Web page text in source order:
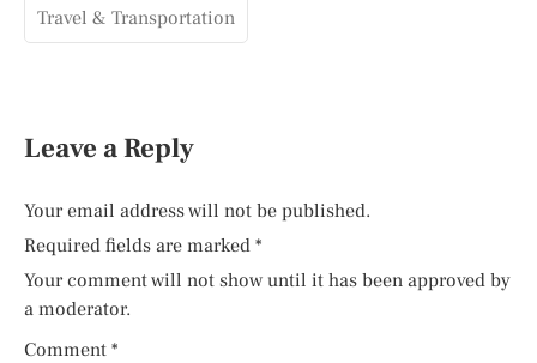
Travel & Transportation
Leave a Reply
Your email address will not be published.
Required fields are marked *
Your comment will not show until it has been approved by
a moderator.
Comment *